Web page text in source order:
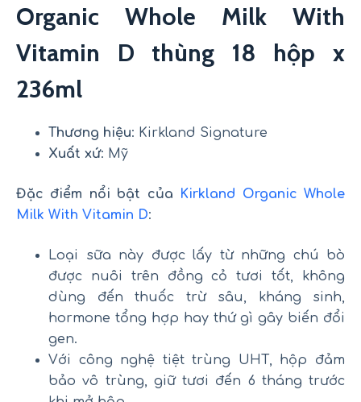
Organic Whole Milk With
Vitamin D thùng 18 hộp x
236ml
Thương hiệu: Kirkland Signature
Xuất xứ: Mỹ
Đặc điểm nổi bật của
Kirkland Organic Whole
Milk With Vitamin D:
Loại sữa này được lấy từ những chú bò
được nuôi trên đồng cỏ tươi tốt, không
dùng đến thuốc trừ sâu, kháng sinh,
hormone tổng hợp hay thứ gì gây biến đổi
gen.
Với công nghệ tiệt trùng UHT, hộp đảm
bảo vô trùng, giữ tươi đến 6 tháng trước